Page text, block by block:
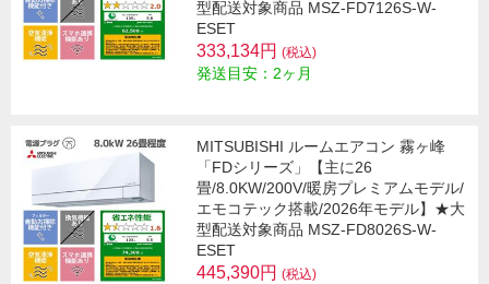
型配送対象商品 MSZ-FD7126S-W-
ESET
333,134円 (税込)
発送目安：2ヶ月
MITSUBISHI ルームエアコン 霧ヶ峰
「FDシリーズ」【主に26
畳/8.0KW/200V/暖房プレミアムモデル/
エモコテック搭載/2026年モデル】★大
型配送対象商品 MSZ-FD8026S-W-
ESET
445,390円 (税込)